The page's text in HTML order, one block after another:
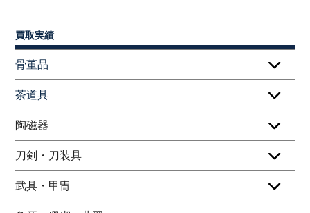
買取実績
骨董品
茶道具
陶磁器
刀剣・刀装具
武具・甲冑